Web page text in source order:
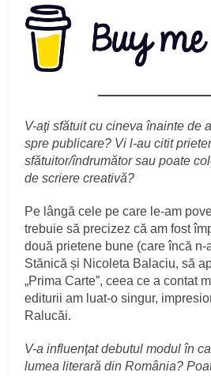
V-aţi sfătuit cu cineva înainte de
spre publicare? Vi l-au citit
sfătuitor/îndrumător sau poate
de scriere creativă?
Pe lângă cele pe care le-am
trebuie să precizez că am fost
două prietene bune (care încă n-
Stănică și Nicoleta Balaciu, să
„Prima Carte”, ceea ce a contat
editurii am luat-o singur,
Ralucăi.
V-a influenţat debutul modul în
lumea literară din România?